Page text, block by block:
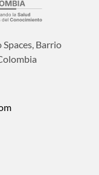
Barrio